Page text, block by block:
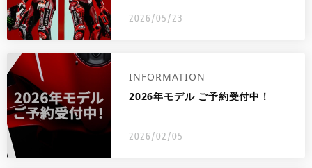
2026/05/23
INFORMATION
2026年モデル ご予約受付中！
2026/02/05